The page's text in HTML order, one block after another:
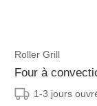
Roller Grill
Four à
1-3 jours